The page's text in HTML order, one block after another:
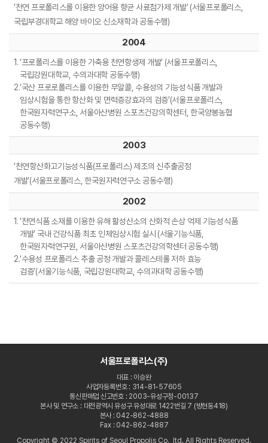
‘천연 프로폴리스를 이용한 양어용 향균 사료첨가제 개발’ (서울프로폴리스,
국립부경대학교 해양 바이오 신소재학과 공동수행)
2004
1.‘프로폴리스를 이용한 가축용 천연항생제 개발’ (서울프로폴리스,
국립강원대학교, 수의과대학 공동수행)
2.‘국산 프로로폴리스를 이용한 무알콜, 수용성의 기능성식품 개발과
임상시험을 통한 항산화 및 면력증강효과의 검증’(서울프로폴리스,
한국원자력연구소, 서울아산병원 스포츠건강의학센터, 한국양봉농협
공동수행)
2003
‘천연항산화고기능성식품(프로폴리스) 제조의 신추출공정
개발’(서울프로폴리스, 한국원자력연구소 공동수행)
2002
1.‘천연식품 소재를 이용한 유해 활성산소의 산화적 손상 억제 기능성식품
개발’ 국내 건강식품 최초 인체임상시험 실시 (서울기능식품,
한국원자력연구원, 서울아산병원 스포츠건강의학센터 공동수행)
2.‘수용성 프로폴리스 추출 공정 개발과 콜레스테롤 저하 효능
검증’(서울기능식품, 국립강원대학교, 수의과대학 공동수행)
서울프로폴리스(주)
대표 : 이승완
사업자등록번호 : 314-81-57605
통신판매업 신고번호 : 2003-유성구청-00137
본사 및 연구소 : 대전광역시 유성구 유성대로 1422번길 7 (방현동418)
본사 : 042-862-4888
Fax : 042-862-4887
Copyright © 2022 Spirits of Seoul Propolis Co., ltd. All Rights Reserved.